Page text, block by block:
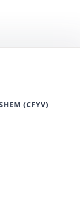
(CFYV)